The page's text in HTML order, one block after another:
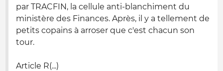
par TRACFIN, la cellule anti-blanchiment du
ministère des Finances. Après, il y a tellement de
petits copains à arroser que c'est chacun son
tour.
Article R(...)